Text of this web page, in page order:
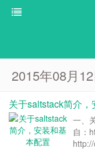
2015年08月
关于saltstack简介
一、
自：